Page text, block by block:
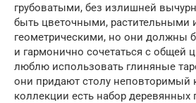
грубоватыми, без излишней
быть цветочными, растительными
геометрическими, но они должны
и гармонично сочетаться с общей
люблю использовать глиняные
они придают столу неповторимый
коллекции есть набор деревянных